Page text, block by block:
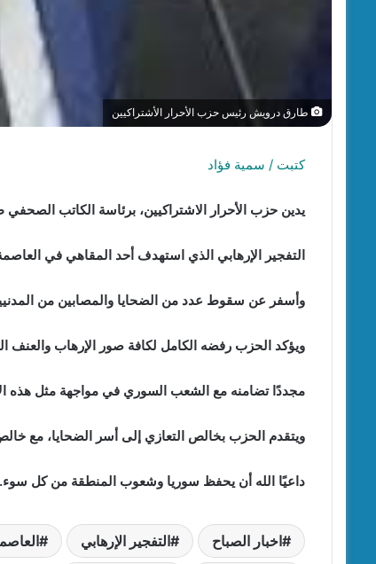
طارق درويش رئيس حزب الأحرار الأشتراكيين
كتبت / سمية فؤاد
يدين حزب الأحرار الاشتراكيين، برئاسة الكاتب
التفجير الإرهابي الذي استهدف أحد المقاهي في
وأسفر عن سقوط عدد من الضحايا والمصابين من المدنيين
ويؤكد الحزب رفضه الكامل لكافة صور الإرهاب والعنف
مجددًا تضامنه مع الشعب السوري في مواجهة مثل هذه
ويتقدم الحزب بخالص التعازي إلى أسر الضحايا، مع
داعيًا الله أن يحفظ سوريا وشعوب المنطقة من كل سوء.
اخبار الصباح التفجير الإرهابي